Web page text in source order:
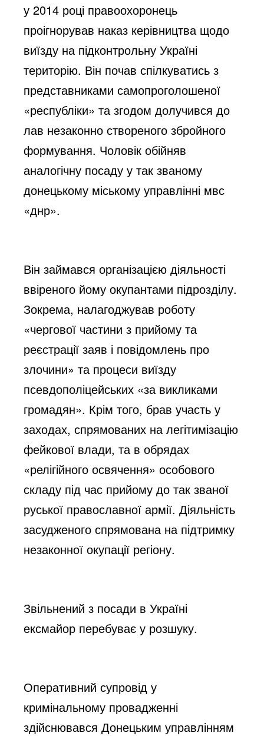
у 2014 році правоохоронець
проігнорував наказ керівництва щодо
виїзду на підконтрольну Україні
територію. Він почав спілкуватись з
представниками самопроголошеної
«республіки» та згодом долучився до
лав незаконно створеного збройного
формування. Чоловік обійняв
аналогічну посаду у так званому
донецькому міському управлінні мвс
«днр».
Він займався організацією діяльності
ввіреного йому окупантами підрозділу.
Зокрема, налагоджував роботу
«чергової частини з прийому та
реєстрації заяв і повідомлень про
злочини» та процеси виїзду
псевдополіцейських «за викликами
громадян». Крім того, брав участь у
заходах, спрямованих на легітимізацію
фейкової влади, та в обрядах
«релігійного освячення» особового
складу під час прийому до так званої
руської православної армії. Діяльність
засудженого спрямована на підтримку
незаконної окупації регіону.
Звільнений з посади в Україні
ексмайор перебуває у розшуку.
Оперативний супровід у
кримінальному провадженні
здійснювався Донецьким управлінням